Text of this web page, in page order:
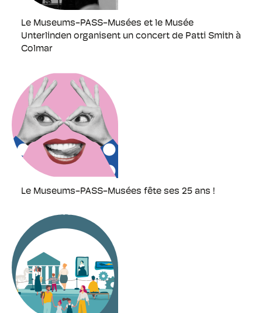
Le Museums-PASS-Musées et le Musée
Unterlinden organisent un concert de Patti Smith à
Colmar
Le Museums-PASS-Musées fête ses 25 ans !